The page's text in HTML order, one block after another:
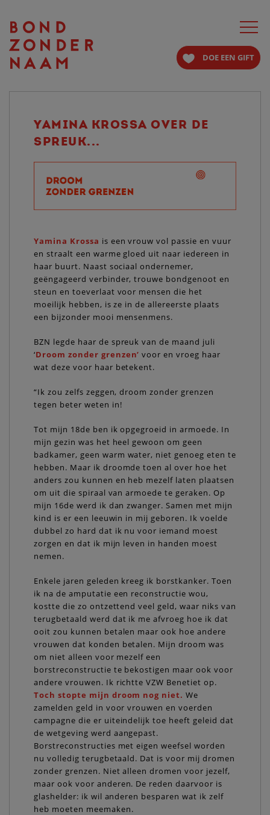
Toggle
DOE EEN GIFT
YAMINA KROSSA OVER DE
SPREUK...
Yamina Krossa is een vrouw vol passie en vuur
en straalt een warme gloed uit naar iedereen in
haar buurt. Naast sociaal ondernemer,
geëngageerd verbinder, trouwe bondgenoot en
steun en toeverlaat voor mensen die het
moeilijk hebben, is ze in de allereerste plaats
een bijzonder mooi mensenmens.
BZN legde haar de spreuk van de maand juli
‘Droom zonder grenzen’ voor en vroeg haar
wat deze voor haar betekent.
“Ik zou zelfs zeggen, droom zonder grenzen
tegen beter weten in!
Tot mijn 18de ben ik opgegroeid in armoede. In
mijn gezin was het heel gewoon om geen
badkamer, geen warm water, niet genoeg eten te
hebben. Maar ik droomde toen al over hoe het
anders zou kunnen en heb mezelf laten plaatsen
om uit die spiraal van armoede te geraken. Op
mijn 16de werd ik dan zwanger. Samen met mijn
kind is er een leeuwin in mij geboren. Ik voelde
dubbel zo hard dat ik nu voor iemand moest
zorgen en dat ik mijn leven in handen moest
nemen.
Enkele jaren geleden kreeg ik borstkanker. Toen
ik na de amputatie een reconstructie wou,
kostte die zo ontzettend veel geld, waar niks van
terugbetaald werd dat ik me afvroeg hoe ik dat
ooit zou kunnen betalen maar ook hoe andere
vrouwen dat konden betalen. Mijn droom was
om niet alleen voor mezelf een
borstreconstructie te bekostigen maar ook voor
andere vrouwen. Ik richtte VZW Benetiet op.
Toch stopte mijn droom nog niet. We
zamelden geld in voor vrouwen en voerden
campagne die er uiteindelijk toe heeft geleid dat
de wetgeving werd aangepast.
Borstreconstructies met eigen weefsel worden
nu volledig terugbetaald. Dat is voor mij dromen
zonder grenzen. Niet alleen dromen voor jezelf,
maar ook voor anderen. De reden daarvoor is
glashelder: ik wil anderen besparen wat ik zelf
heb moeten meemaken.